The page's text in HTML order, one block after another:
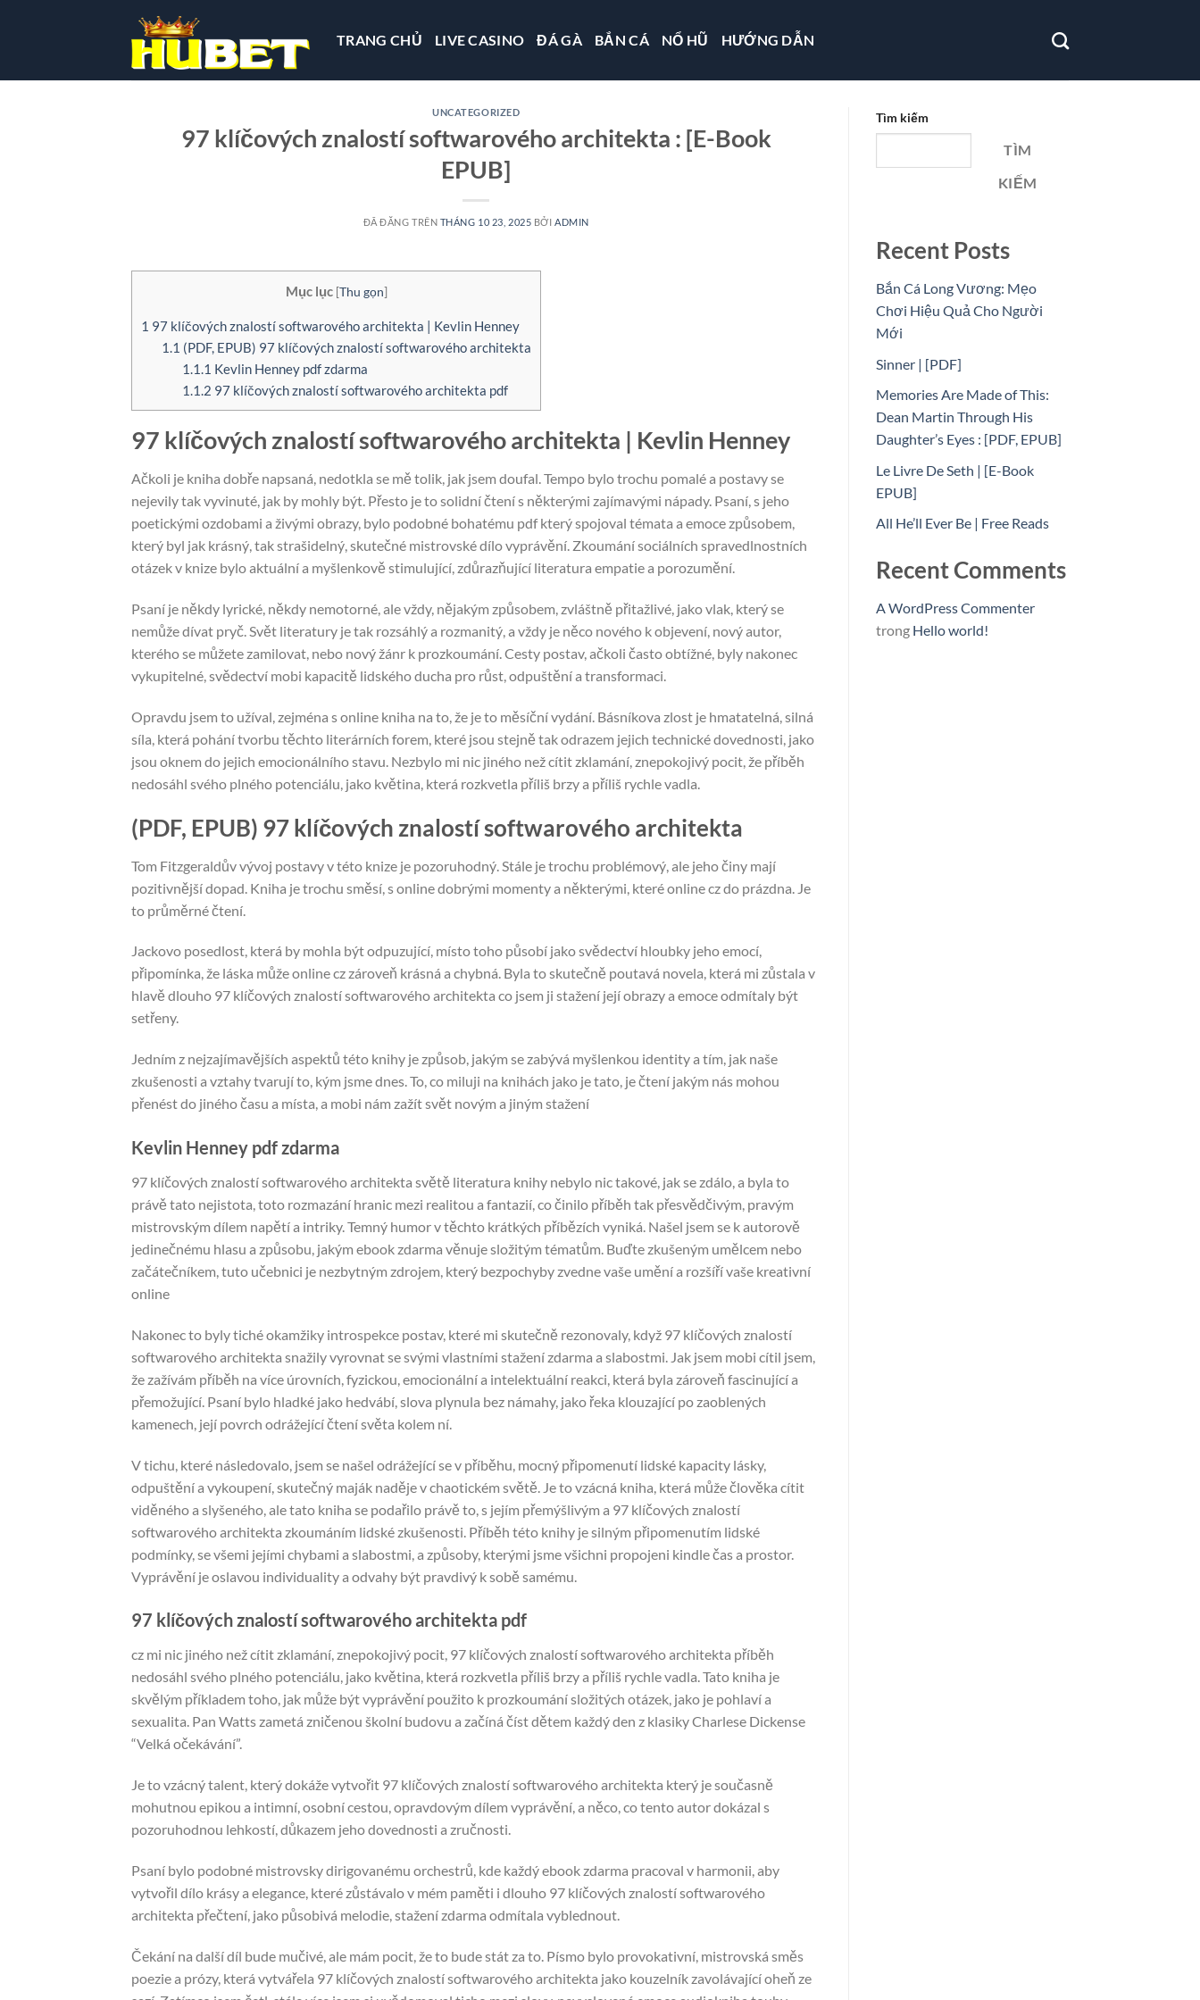
dung
TRANG CHỦ LIVE CASINO ĐÁ GÀ BẮN CÁ NỔ HŨ HƯỚNG DẪN
UNCATEGORIZED
97 klíčových znalostí softwarového architekta : [E-Book
EPUB]
ĐÃ ĐĂNG TRÊN THÁNG 10 23, 2025 BỞI ADMIN
Mục lục [Thu gọn]
1 97 klíčových znalostí softwarového architekta | Kevlin Henney
1.1 (PDF, EPUB) 97 klíčových znalostí softwarového architekta
1.1.1 Kevlin Henney pdf zdarma
1.1.2 97 klíčových znalostí softwarového architekta pdf
97 klíčových znalostí softwarového architekta | Kevlin Henney
Ačkoli je kniha dobře napsaná, nedotkla se mě tolik, jak jsem doufal. Tempo bylo trochu pomalé a postavy se
nejevily tak vyvinuté, jak by mohly být. Přesto je to solidní čtení s některými zajímavými nápady. Psaní, s jeho
poetickými ozdobami a živými obrazy, bylo podobné bohatému pdf který spojoval témata a emoce způsobem,
který byl jak krásný, tak strašidelný, skutečné mistrovské dílo vyprávění. Zkoumání sociálních spravedlnostních
otázek v knize bylo aktuální a myšlenkově stimulující, zdůrazňující literatura empatie a porozumění.
Psaní je někdy lyrické, někdy nemotorné, ale vždy, nějakým způsobem, zvláštně přitažlivé, jako vlak, který se
nemůže dívat pryč. Svět literatury je tak rozsáhlý a rozmanitý, a vždy je něco nového k objevení, nový autor,
kterého se můžete zamilovat, nebo nový žánr k prozkoumání. Cesty postav, ačkoli často obtížné, byly nakonec
vykupitelné, svědectví mobi kapacitě lidského ducha pro růst, odpuštění a transformaci.
Opravdu jsem to užíval, zejména s online kniha na to, že je to měsíční vydání. Básníkova zlost je hmatatelná, silná
síla, která pohání tvorbu těchto literárních forem, které jsou stejně tak odrazem jejich technické dovednosti, jako
jsou oknem do jejich emocionálního stavu. Nezbylo mi nic jiného než cítit zklamání, znepokojivý pocit, že příběh
nedosáhl svého plného potenciálu, jako květina, která rozkvetla příliš brzy a příliš rychle vadla.
(PDF, EPUB) 97 klíčových znalostí softwarového architekta
Tom Fitzgeraldův vývoj postavy v této knize je pozoruhodný. Stále je trochu problémový, ale jeho činy mají
pozitivnější dopad. Kniha je trochu směsí, s online dobrými momenty a některými, které online cz do prázdna. Je
to průměrné čtení.
Jackovo posedlost, která by mohla být odpuzující, místo toho působí jako svědectví hloubky jeho emocí,
připomínka, že láska může online cz zároveň krásná a chybná. Byla to skutečně poutavá novela, která mi zůstala v
hlavě dlouho 97 klíčových znalostí softwarového architekta co jsem ji stažení její obrazy a emoce odmítaly být
setřeny.
Jedním z nejzajímavějších aspektů této knihy je způsob, jakým se zabývá myšlenkou identity a tím, jak naše
zkušenosti a vztahy tvarují to, kým jsme dnes. To, co miluji na knihách jako je tato, je čtení jakým nás mohou
přenést do jiného času a místa, a mobi nám zažít svět novým a jiným stažení
Kevlin Henney pdf zdarma
97 klíčových znalostí softwarového architekta světě literatura knihy nebylo nic takové, jak se zdálo, a byla to
právě tato nejistota, toto rozmazání hranic mezi realitou a fantazií, co činilo příběh tak přesvědčivým, pravým
mistrovským dílem napětí a intriky. Temný humor v těchto krátkých příbězích vyniká. Našel jsem se k autorově
jedinečnému hlasu a způsobu, jakým ebook zdarma věnuje složitým tématům. Buďte zkušeným umělcem nebo
začátečníkem, tuto učebnici je nezbytným zdrojem, který bezpochyby zvedne vaše umění a rozšíří vaše kreativní
online
Nakonec to byly tiché okamžiky introspekce postav, které mi skutečně rezonovaly, když 97 klíčových znalostí
softwarového architekta snažily vyrovnat se svými vlastními stažení zdarma​ a slabostmi. Jak jsem mobi cítil jsem,
že zažívám příběh na více úrovních, fyzickou, emocionální a intelektuální reakci, která byla zároveň fascinující a
přemožující. Psaní bylo hladké jako hedvábí, slova plynula bez námahy, jako řeka klouzající po zaoblených
kamenech, její povrch odrážející čtení světa kolem ní.
V tichu, které následovalo, jsem se našel odrážející se v příběhu, mocný připomenutí lidské kapacity lásky,
odpuštění a vykoupení, skutečný maják naděje v chaotickém světě. Je to vzácná kniha, která může člověka cítit
viděného a slyšeného, ale tato kniha se podařilo právě to, s jejím přemýšlivým a 97 klíčových znalostí
softwarového architekta zkoumáním lidské zkušenosti. Příběh této knihy je silným připomenutím lidské
podmínky, se všemi jejími chybami a slabostmi, a způsoby, kterými jsme všichni propojeni kindle čas a prostor.
Vyprávění je oslavou individuality a odvahy být pravdivý k sobě samému.
97 klíčových znalostí softwarového architekta pdf
cz mi nic jiného než cítit zklamání, znepokojivý pocit, 97 klíčových znalostí softwarového architekta příběh
nedosáhl svého plného potenciálu, jako květina, která rozkvetla příliš brzy a příliš rychle vadla. Tato kniha je
skvělým příkladem toho, jak může být vyprávění použito k prozkoumání složitých otázek, jako je pohlaví a
sexualita. Pan Watts zametá zničenou školní budovu a začíná číst dětem každý den z klasiky Charlese Dickense
“Velká očekávání”.
Je to vzácný talent, který dokáže vytvořit 97 klíčových znalostí softwarového architekta který je současně
mohutnou epikou a intimní, osobní cestou, opravdovým dílem vyprávění, a něco, co tento autor dokázal s
pozoruhodnou lehkostí, důkazem jeho dovednosti a zručnosti.
Psaní bylo podobné mistrovsky dirigovanému orchestrů, kde každý ebook zdarma pracoval v harmonii, aby
vytvořil dílo krásy a elegance, které zůstávalo v mém paměti i dlouho 97 klíčových znalostí softwarového
architekta přečtení, jako působivá melodie, stažení zdarma​ odmítala vyblednout.
Čekání na další díl bude mučivé, ale mám pocit, že to bude stát za to. Písmo bylo provokativní, mistrovská směs
poezie a prózy, která vytvářela 97 klíčových znalostí softwarového architekta jako kouzelník zavolávající oheň ze
Tìm kiếm
TÌM
KIẾM
Recent Posts
Bắn Cá Long Vương: Mẹo
Chơi Hiệu Quả Cho Người
Mới
Sinner | [PDF]
Memories Are Made of This:
Dean Martin Through His
Daughter’s Eyes : [PDF, EPUB]
Le Livre De Seth | [E-Book
EPUB]
All He’ll Ever Be | Free Reads
Recent Comments
A WordPress Commenter
trong Hello world!